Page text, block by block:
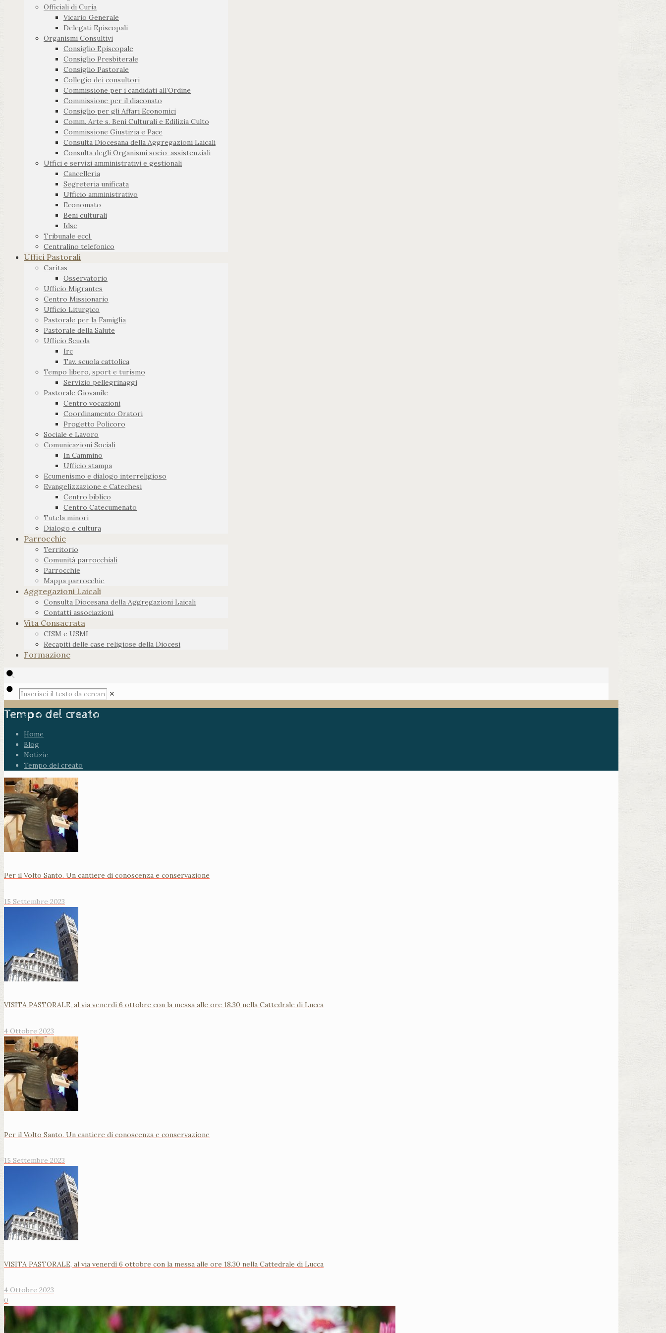
Officiali di Curia
Vicario Generale
Delegati Episcopali
Organismi Consultivi
Consiglio Episcopale
Consiglio Presbiterale
Consiglio Pastorale
Collegio dei consultori
Commissione per i candidati all’Ordine
Commissione per il diaconato
Consiglio per gli Affari Economici
Comm. Arte s. Beni Culturali e Edilizia Culto
Commissione Giustizia e Pace
Consulta Diocesana della Aggregazioni Laicali
Consulta degli Organismi socio-assistenziali
Uffici e servizi amministrativi e gestionali
Cancelleria
Segreteria unificata
Ufficio amministrativo
Economato
Beni culturali
Idsc
Tribunale eccl.
Centralino telefonico
Uffici Pastorali
Caritas
Osservatorio
Ufficio Migrantes
Centro Missionario
Ufficio Liturgico
Pastorale per la Famiglia
Pastorale della Salute
Ufficio Scuola
Irc
Tav. scuola cattolica
Tempo libero, sport e turismo
Servizio pellegrinaggi
Pastorale Giovanile
Centro vocazioni
Coordinamento Oratori
Progetto Policoro
Sociale e Lavoro
Comunicazioni Sociali
In Cammino
Ufficio stampa
Ecumenismo e dialogo interreligioso
Evangelizzazione e Catechesi
Centro biblico
Centro Catecumenato
Tutela minori
Dialogo e cultura
Parrocchie
Territorio
Comunità parrocchiali
Parrocchie
Mappa parrocchie
Aggregazioni Laicali
Consulta Diocesana della Aggregazioni Laicali
Contatti associazioni
Vita Consacrata
CISM e USMI
Recapiti delle case religiose della Diocesi
Formazione
✕
Tempo del creato
Home
Blog
Notizie
Tempo del creato
Per il Volto Santo. Un cantiere di conoscenza e conservazione
15 Settembre 2023
VISITA PASTORALE, al via venerdì 6 ottobre con la messa alle ore 18.30 nella Cattedrale di Lucca
4 Ottobre 2023
Per il Volto Santo. Un cantiere di conoscenza e conservazione
15 Settembre 2023
VISITA PASTORALE, al via venerdì 6 ottobre con la messa alle ore 18.30 nella Cattedrale di Lucca
4 Ottobre 2023
0